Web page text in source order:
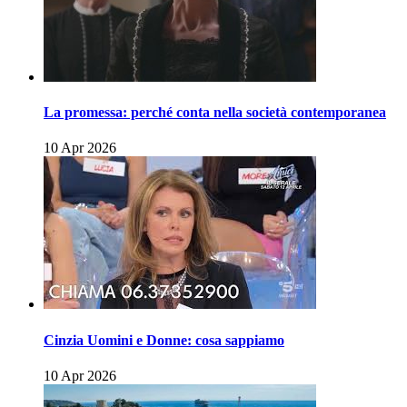
La promessa: perché conta nella società contemporanea
10 Apr 2026
Cinzia Uomini e Donne: cosa sappiamo
10 Apr 2026